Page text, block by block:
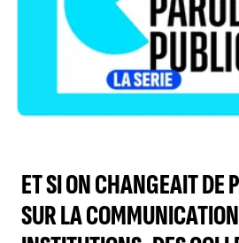
ET SI ON CHANGEAIT DE
SUR LA